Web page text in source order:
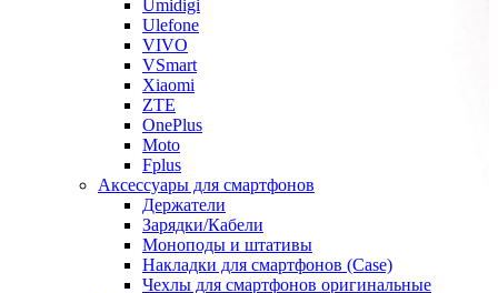
Umidigi
Ulefone
VIVO
VSmart
Xiaomi
ZTE
OnePlus
Moto
Fplus
Аксессуары для смартфонов
Держатели
Зарядки/Кабели
Моноподы и штативы
Накладки для смартфонов (Case)
Чехлы для смартфонов оригинальные